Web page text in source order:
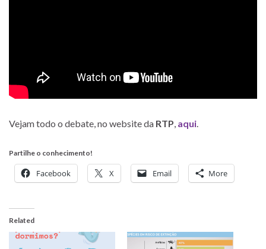
Vejam todo o debate, no website da RTP aqui
Partilhe o conhecimento!
Facebook X Email More
Related